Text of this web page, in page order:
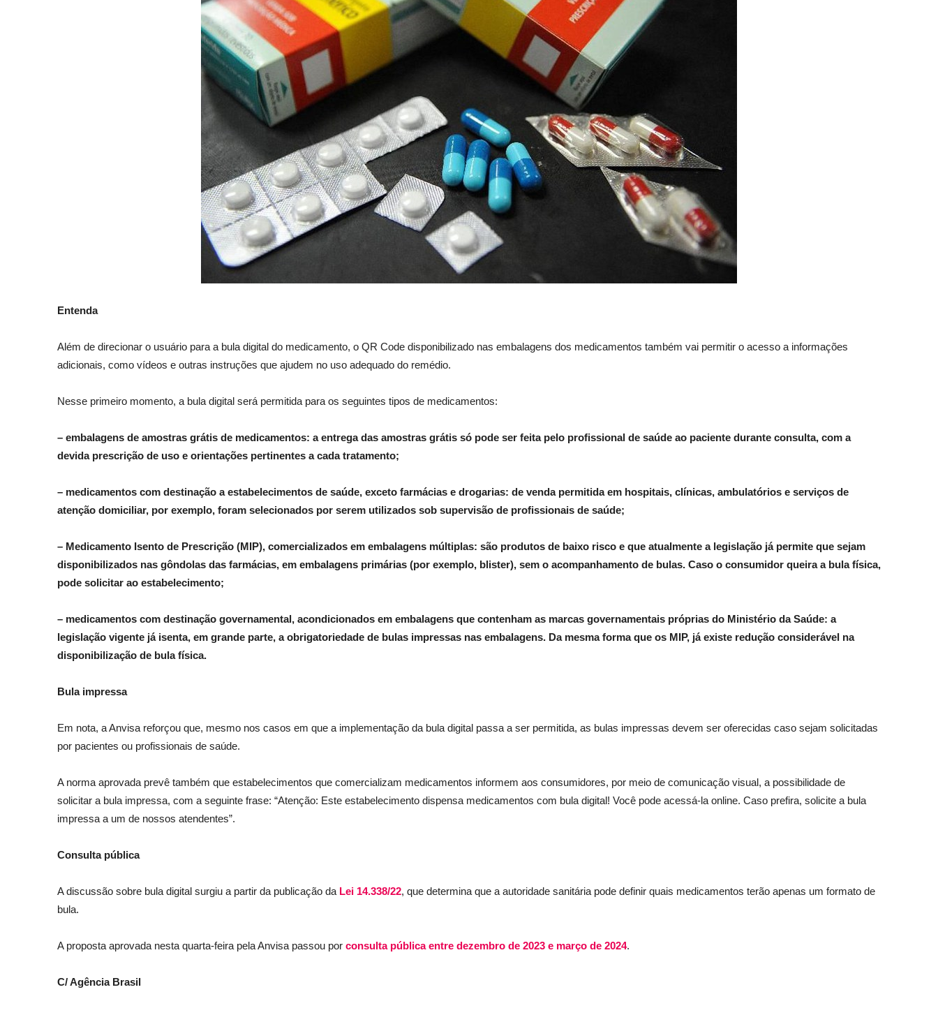
Entenda
Além de direcionar o usuário para a bula digital do medicamento, o QR Code disponibilizado nas embalagens dos medicamentos também vai permitir o acesso a informações
adicionais, como vídeos e outras instruções que ajudem no uso adequado do remédio.
Nesse primeiro momento, a bula digital será permitida para os seguintes tipos de medicamentos:
– embalagens de amostras grátis de medicamentos: a entrega das amostras grátis só pode ser feita pelo profissional de saúde ao paciente durante consulta, com a
devida prescrição de uso e orientações pertinentes a cada tratamento;
– medicamentos com destinação a estabelecimentos de saúde, exceto farmácias e drogarias: de venda permitida em hospitais, clínicas, ambulatórios e serviços de
atenção domiciliar, por exemplo, foram selecionados por serem utilizados sob supervisão de profissionais de saúde;
– Medicamento Isento de Prescrição (MIP), comercializados em embalagens múltiplas: são produtos de baixo risco e que atualmente a legislação já permite que sejam
disponibilizados nas gôndolas das farmácias, em embalagens primárias (por exemplo, blister), sem o acompanhamento de bulas. Caso o consumidor queira a bula física,
pode solicitar ao estabelecimento;
– medicamentos com destinação governamental, acondicionados em embalagens que contenham as marcas governamentais próprias do Ministério da Saúde: a
legislação vigente já isenta, em grande parte, a obrigatoriedade de bulas impressas nas embalagens. Da mesma forma que os MIP, já existe redução considerável na
disponibilização de bula física.
Bula impressa
Em nota, a Anvisa reforçou que, mesmo nos casos em que a implementação da bula digital passa a ser permitida, as bulas impressas devem ser oferecidas caso sejam solicitadas
por pacientes ou profissionais de saúde.
A norma aprovada prevê também que estabelecimentos que comercializam medicamentos informem aos consumidores, por meio de comunicação visual, a possibilidade de
solicitar a bula impressa, com a seguinte frase: “Atenção: Este estabelecimento dispensa medicamentos com bula digital! Você pode acessá-la online. Caso prefira, solicite a bula
impressa a um de nossos atendentes”.
Consulta pública
A discussão sobre bula digital surgiu a partir da publicação da Lei 14.338/22, que determina que a autoridade sanitária pode definir quais medicamentos terão apenas um formato de
bula.
A proposta aprovada nesta quarta-feira pela Anvisa passou por consulta pública entre dezembro de 2023 e março de 2024.
C/ Agência Brasil